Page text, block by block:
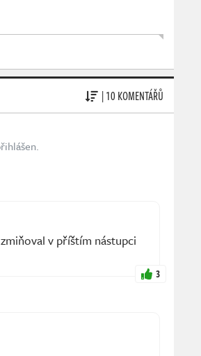
| 10 KOMENTÁŘŮ
v příštím nástupci
3